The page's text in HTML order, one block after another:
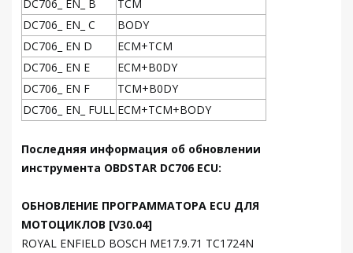
DC706_ EN_ B
TCM
DC706_ EN_ C
BODY
DC706_ EN D
ECM+TCM
DC706_ EN E
ECM+B0DY
DC706_ EN F
TCM+B0DY
DC706_ EN_ FULL ECM+TCM+BODY
Последняя информация об обновлении
инструмента OBDSTAR DC706 ECU:
ОБНОВЛЕНИЕ ПРОГРАММАТОРА ECU ДЛЯ
МОТОЦИКЛОВ [V30.04]
ROYAL ENFIELD BOSCH ME17.9.71 TC1724N